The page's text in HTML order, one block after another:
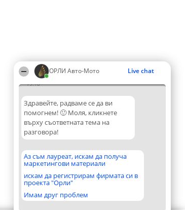
ОРЛИ Aвто-Mото Live chat
19:18
Здравейте, радваме се да ви
помогнем! 🙂 Моля, кликнете
върху съответната тема на
разговора!
Аз съм лауреат, искам да получа
маркетингови материали
искам да регистрирам фирмата си в
проекта "Орли"
Имам друг проблем